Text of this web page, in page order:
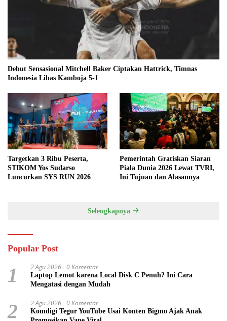
Debut Sensasional Mitchell Baker Ciptakan Hattrick, Timnas
Indonesia Libas Kamboja 5-1
Targetkan 3 Ribu Peserta,
STIKOM Yos Sudarso
Luncurkan SYS RUN 2026
Pemerintah Gratiskan Siaran
Piala Dunia 2026 Lewat TVRI,
Ini Tujuan dan Alasannya
Selengkapnya
Popular Post
1 2 Agu 2026 0 Komentar
Laptop Lemot karena Local Disk C Penuh? Ini Cara
Mengatasi dengan Mudah
2 2 Agu 2026 0 Komentar
Komdigi Tegur YouTube Usai Konten Bigmo Ajak Anak